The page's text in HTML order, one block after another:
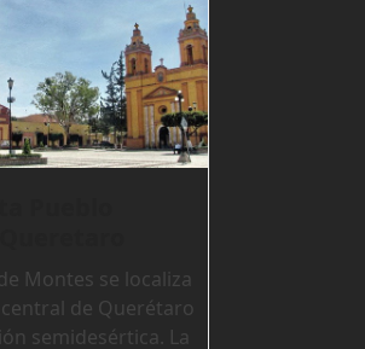
Montes se localiza
de Querétaro
semidesértica. La